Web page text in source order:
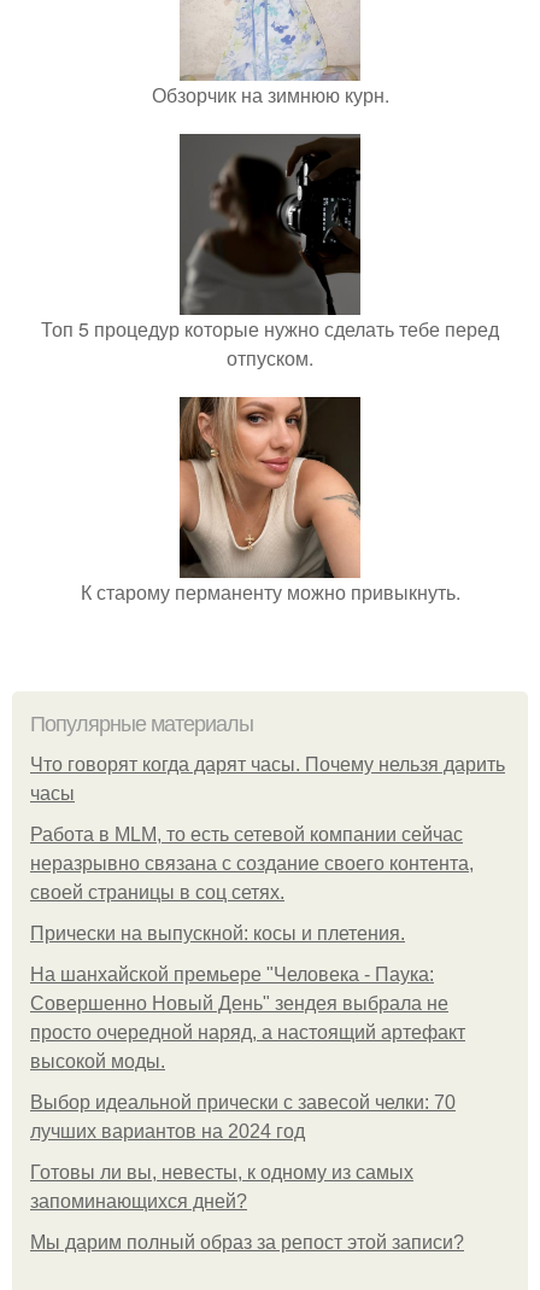
Обзорчик на зимнюю курн.
Топ 5 процедур которые нужно сделать тебе перед
отпуском.
К старому перманенту можно привыкнуть.
Популярные материалы
Что говорят когда дарят часы. Почему нельзя дарить
часы
Работа в MLM, то есть сетевой компании сейчас
неразрывно связана с создание своего контента,
своей страницы в соц сетях.
Прически на выпускной: косы и плетения.
На шанхайской премьере "Человека - Паука:
Совершенно Новый День" зендея выбрала не
просто очередной наряд, а настоящий артефакт
высокой моды.
Выбор идеальной прически с завесой челки: 70
лучших вариантов на 2024 год
Готовы ли вы, невесты, к одному из самых
запоминающихся дней?
Мы дарим полный образ за репост этой записи?